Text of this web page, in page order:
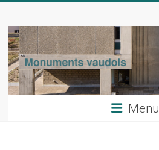
content
Monuments
vaudois
La
revue
Menu